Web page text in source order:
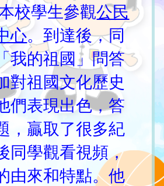
校學生參觀公民
心。到達後，同
我的祖國」問答
對祖國文化歷史
們表現出色，答
，贏取了很多紀
同學觀看視頻，
由來和特點。他